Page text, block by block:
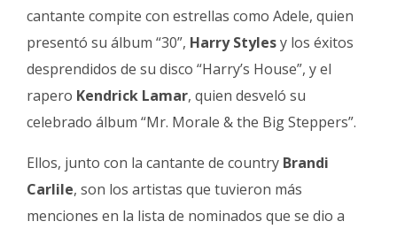
cantante compite con estrellas como Adele, quien
presentó su álbum “30”, Harry Stylesy los éxitos
desprendidos de su disco “Harry’s House”, y el
rapero Kendrick Lamar, quien desveló su
celebrado álbum “Mr. Morale & the Big Steppers”.
Ellos, junto con la cantante de country Brandi
Carlile, son los artistas que tuvieron más
menciones en la lista de nominados que se dio a